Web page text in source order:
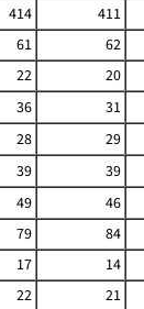
414 411
61 62
22 20
36 31
28 29
39 39
49 46
79 84
17 14
22 21